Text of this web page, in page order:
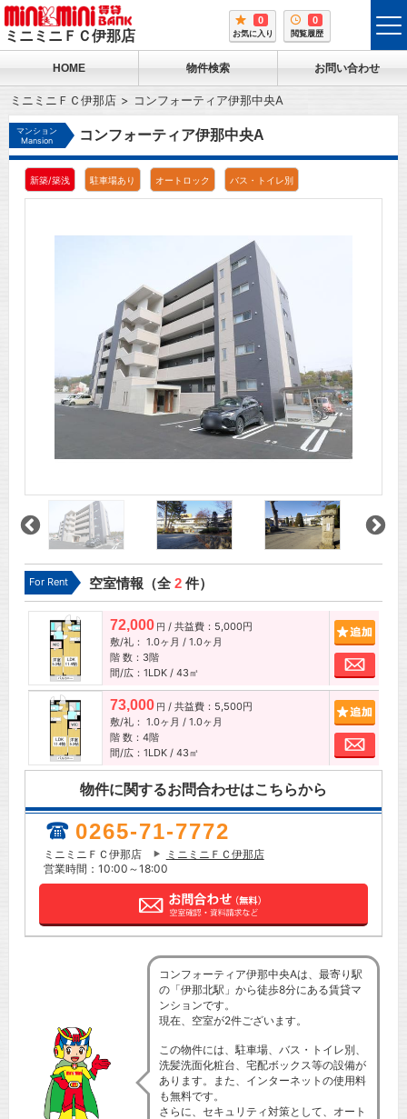
ミニミニＦＣ伊那店
0
お気に入り
0
閲覧履歴
HOME 物件検索 お問い合わせ
ミニミニＦＣ伊那店 コンフォーティア伊那中央A
マンション
Mansion
コンフォーティア伊那中央A
新築/築浅 駐車場あり オートロック バス・トイレ別
For Rent 空室情報（全2件）
72,000 円 / 共益費：5,000円
敷/礼： 1.0ヶ月 / 1.0ヶ月
階 数：3階
間/広：1LDK / 43㎡
お問
73,000 円 / 共益費：5,500円
敷/礼： 1.0ヶ月 / 1.0ヶ月
階 数：4階
間/広：1LDK / 43㎡
お問
物件に関するお問合わせはこちらから
0265-71-7772
ミニミニＦＣ伊那店
ミニミニＦＣ伊那店
営業時間：10:00～18:00
コンフォーティア伊那中央Aは、最寄り駅
の「伊那北駅」から徒歩8分にある賃貸マ
ンションです。
現在、空室が2件ございます。
この物件には、駐車場、バス・トイレ別、
洗髪洗面化粧台、宅配ボックス等の設備が
あります。また、インターネットの使用料
も無料です。
さらに、セキュリティ対策として、オート